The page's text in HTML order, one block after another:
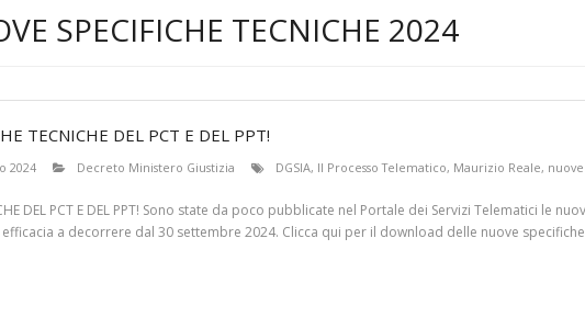
SPECIFICHE TECNICHE 2024
TECNICHE DEL PCT E DEL PPT!
2024 Decreto Ministero Giustizia DGSIA, Il Processo Telematico, Maurizio Reale,
DEL PCT E DEL PPT! Sono state da poco pubblicate nel Portale dei Servizi Telematici le
a decorrere dal 30 settembre 2024. Clicca qui per il download delle nuove